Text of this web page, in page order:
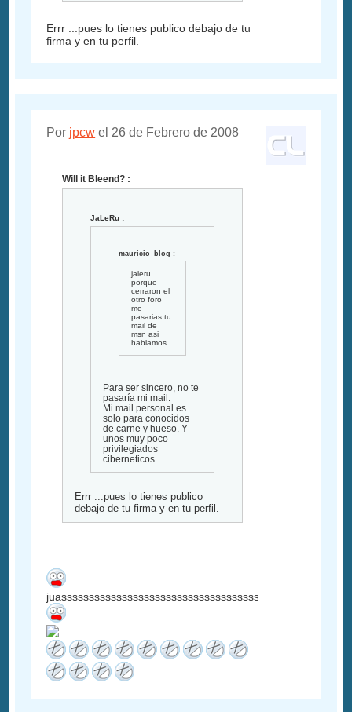
Errr ...pues lo tienes publico debajo de tu
firma y en tu perfil.
Por jpcw el 26 de Febrero de 2008
Will it Bleend? :
JaLeRu :
mauricio_blog :
jaleru
porque
cerraron el
otro foro
me
pasarias tu
mail de
msn asi
hablamos
Para ser sincero, no te
pasaría mi mail.
Mi mail personal es
solo para conocidos
de carne y hueso. Y
unos muy poco
privilegiados
ciberneticos
Errr ...pues lo tienes publico
debajo de tu firma y en tu perfil.